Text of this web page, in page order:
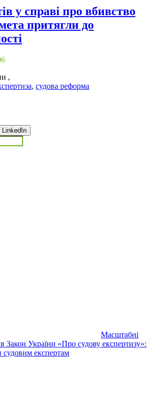
у справі про вбивство
притягли до
,
, судова реформа
LinkedIn
Масштабні
Закон України «Про судову експертизу»:
судовим експертам